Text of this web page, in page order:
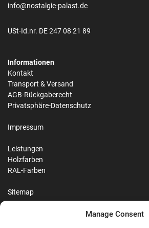
Manage Consent
info@nostalgie-palast.de
USt-Id.nr. DE 247 08 21 89
Informationen
Kontakt
Transport & Versand
AGB-Rückgaberecht
Privatsphäre-Datenschutz
Impressum
Leistungen
Holzfarben
RAL-Farben
Sitemap